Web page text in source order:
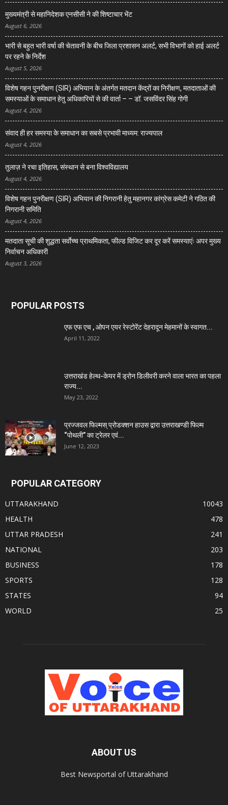
मुख्यमंत्री से महानिदेशक एनसीसी ने की शिष्टाचार भेंट
August 6, 2026
भारी से बहुत भारी वर्षा की चेतावनी के बीच जिला प्रशासन अलर्ट, सभी विभागों को हाई अलर्ट
पर रहने के निर्देश
August 5, 2026
विशेष गहन पुनरीक्षण (SIR) अभियान के अंतर्गत मतदान केंद्रों का निरीक्षण, मतदाताओं की
समस्याओं के समाधान हेतु अधिकारियों से की वार्ता – – डॉ. जसविंदर सिंह गोगी
August 4, 2026
संवाद ही हर समस्या के समाधान का सबसे प्रभावी माध्यम: राज्यपाल
August 4, 2026
तुलाज़ ने रचा इतिहास, संस्थान से बना विश्वविद्यालय
August 4, 2026
विशेष गहन पुनरीक्षण (SIR) अभियान की निगरानी हेतु महानगर कांग्रेस कमेटी ने गठित की
निगरानी समिति
August 4, 2026
मतदाता सूची की शुद्धता सर्वाेच्च प्राथमिकता, फील्ड विजिट कर दूर करें समस्याएंः अपर मुख्य
निर्वाचन अधिकारी
August 3, 2026
POPULAR POSTS
एफ एफ एच , ओपन एयर रेस्टोरेंट देहरादून मेहमानों के स्वागत...
April 11, 2022
उत्तराखंड हेल्थ-केयर में ड्रोन डिलीवरी करने वाला भारत का पहला
राज्य...
May 23, 2022
प्रज्जवल फिल्मस् प्रोडक्शन हाउस द्वारा उत्तराखण्डी फिल्म
“पोथली” का ट्रेलर एवं...
June 12, 2023
POPULAR CATEGORY
UTTARAKHAND
10043
HEALTH
478
UTTAR PRADESH
241
NATIONAL
203
BUSINESS
178
SPORTS
128
STATES
94
WORLD
25
ABOUT US
Best Newsportal of Uttarakhand